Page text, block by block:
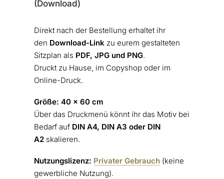
(Download)
Direkt nach der Bestellung erhaltet ihr
den Download-Linkzu eurem gestalteten
Sitzplan als PDF, JPG und PNG.
Druckt zu Hause, im Copyshop oder im
Online-Druck.
Größe: 40 x 60 cm
Über das Druckmenü könnt ihr das Motiv bei
Bedarf auf DIN A4, DIN A3 oder DIN
A2skalieren.
Nutzungslizenz: Privater Gebrauch(keine
gewerbliche Nutzung).